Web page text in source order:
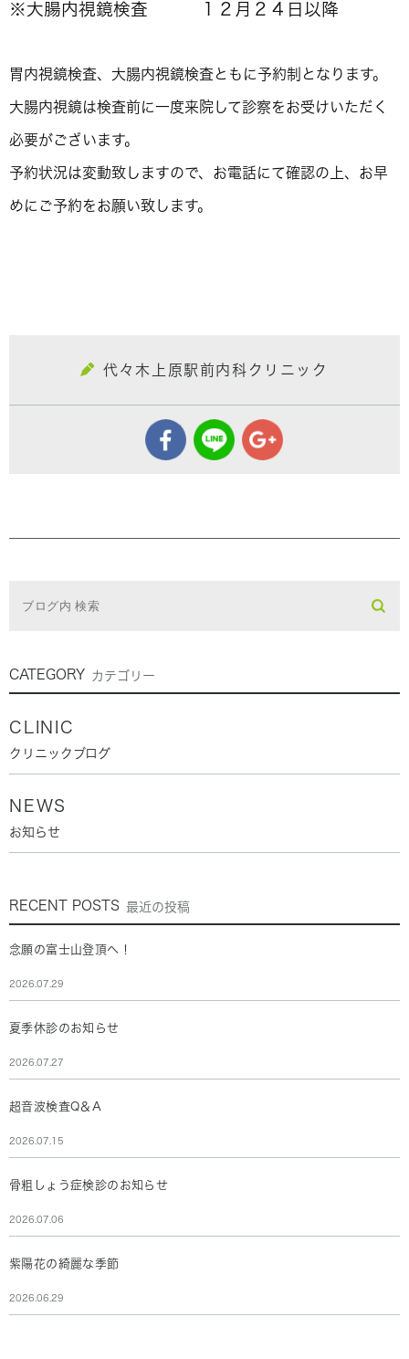
※大腸内視鏡検査 １２月２４日以降
胃内視鏡検査、大腸内視鏡検査ともに予約制となります。
大腸内視鏡は検査前に一度来院して診察をお受けいただく
必要がございます。
予約状況は変動致しますので、お電話にて確認の上、お早
めにご予約をお願い致します。
代々木上原駅前内科クリニック
CATEGORY カテゴリー
CLINIC
クリニックブログ
NEWS
お知らせ
RECENT POSTS 最近の投稿
念願の富士山登頂へ！
2026.07.29
夏季休診のお知らせ
2026.07.27
超音波検査Q＆A
2026.07.15
骨粗しょう症検診のお知らせ
2026.07.06
紫陽花の綺麗な季節
2026.06.29